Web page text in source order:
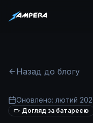
Назад до блогу
Оновлено: лютий
Догляд за батареєю